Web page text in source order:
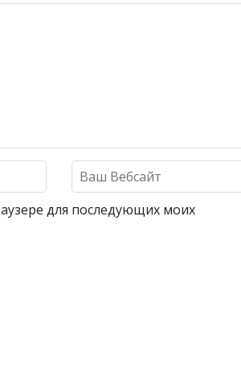
для последующих моих